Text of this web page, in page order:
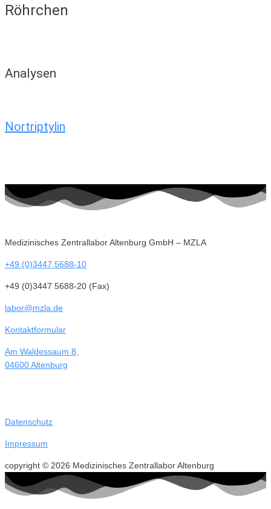
Röhrchen
Analysen
Nortriptylin
Medizinisches Zentrallabor Altenburg GmbH – MZLA
+49 (0)3447 5688-10
+49 (0)3447 5688-20 (Fax)
labor@mzla.de
Kontaktformular
Am Waldessaum 8,
04600 Altenburg
Datenschutz
Impressum
copyright © 2026 Medizinisches Zentrallabor Altenburg